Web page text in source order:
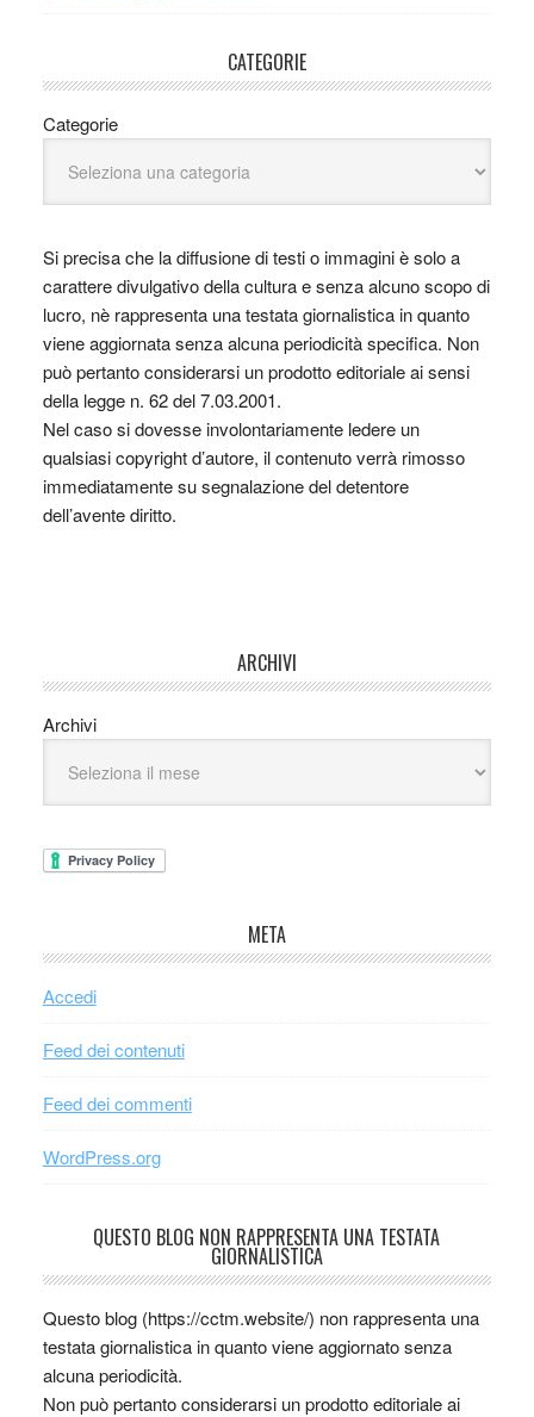
CATEGORIE
Categorie
Si precisa che la diffusione di testi o immagini è solo a
carattere divulgativo della cultura e senza alcuno scopo di
lucro, nè rappresenta una testata giornalistica in quanto
viene aggiornata senza alcuna periodicità specifica. Non
può pertanto considerarsi un prodotto editoriale ai sensi
della legge n. 62 del 7.03.2001.
Nel caso si dovesse involontariamente ledere un
qualsiasi copyright d’autore, il contenuto verrà rimosso
immediatamente su segnalazione del detentore
dell’avente diritto.
ARCHIVI
Archivi
META
Accedi
Feed dei contenuti
Feed dei commenti
WordPress.org
QUESTO BLOG NON RAPPRESENTA UNA TESTATA
GIORNALISTICA
Questo blog (https://cctm.website/) non rappresenta una
testata giornalistica in quanto viene aggiornato senza
alcuna periodicità.
Non può pertanto considerarsi un prodotto editoriale ai